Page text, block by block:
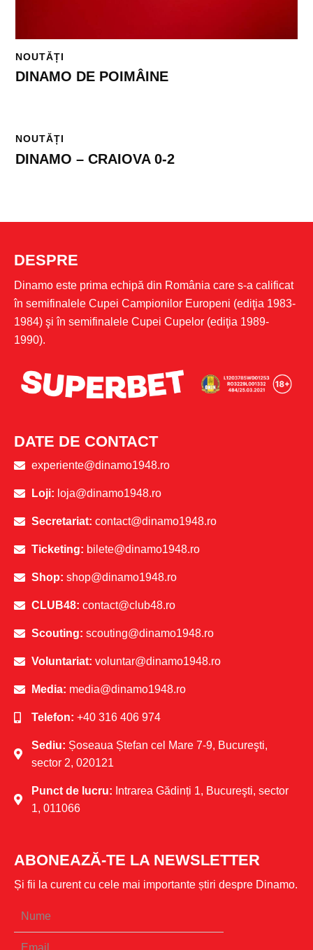
NOUTĂȚI
DINAMO DE POIMÂINE
NOUTĂȚI
DINAMO – CRAIOVA 0-2
DESPRE
Dinamo este prima echipă din România care s-a calificat
în semifinalele Cupei Campionilor Europeni (ediţia 1983-
1984) şi în semifinalele Cupei Cupelor (ediţia 1989-
1990).
DATE DE CONTACT
experiente@dinamo1948.ro
Loji: loja@dinamo1948.ro
Secretariat: contact@dinamo1948.ro
Ticketing: bilete@dinamo1948.ro
Shop: shop@dinamo1948.ro
CLUB48: contact@club48.ro
Scouting: scouting@dinamo1948.ro
Voluntariat: voluntar@dinamo1948.ro
Media: media@dinamo1948.ro
Telefon: +40 316 406 974
Sediu: Șoseaua Ștefan cel Mare 7-9, Bucureşti,
sector 2, 020121
Punct de lucru: Intrarea Gădinți 1, Bucureşti, sector
1, 011066
ABONEAZĂ-TE LA NEWSLETTER
Și fii la curent cu cele mai importante știri despre Dinamo.